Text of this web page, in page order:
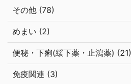
その他 (78)
めまい (2)
便秘・下痢(緩下薬・止瀉薬) (21)
免疫関連 (3)